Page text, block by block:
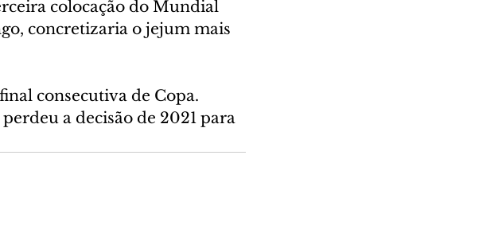
colocação do Mundial
concretizaria o jejum mais
consecutiva de Copa.
a decisão de 2021 para